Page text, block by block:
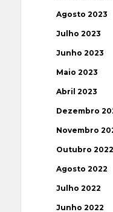
Agosto 2023
Julho 2023
Junho 2023
Maio 2023
Abril 2023
Dezembro
Novembro
Outubro 2022
Agosto 2022
Julho 2022
Junho 2022